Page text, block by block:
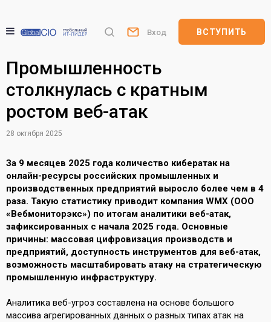
Вход ВСТУПИТЬ
Промышленность
столкнулась с кратным
ростом веб-атак
28 октября 2025
За 9 месяцев 2025 года количество кибератак на
онлайн-ресурсы российских промышленных и
производственных предприятий выросло более чем в 4
раза. Такую статистику приводит компания WMX (ООО
«Вебмониторэкс») по итогам аналитики веб-атак,
зафиксированных с начала 2025 года. Основные
причины: массовая цифровизация производств и
предприятий, доступность инструментов для веб-атак,
возможность масштабировать атаку на стратегическую
промышленную инфраструктуру.
Аналитика веб-угроз составлена на основе большого
массива агрегированных данных о разных типах атак на